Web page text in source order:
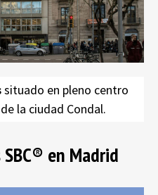
situado en pleno centro
la ciudad Condal.
en Madrid